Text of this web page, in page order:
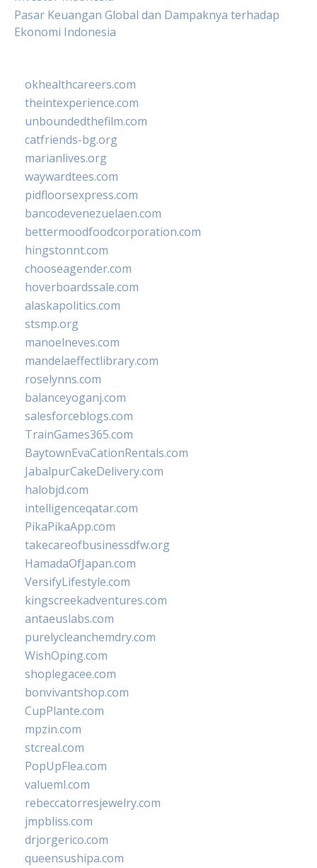
Pasar Keuangan Global dan Dampaknya terhadap
Ekonomi Indonesia
okhealthcareers.com
theintexperience.com
unboundedthefilm.com
catfriends-bg.org
marianlives.org
waywardtees.com
pidfloorsexpress.com
bancodevenezuelaen.com
bettermoodfoodcorporation.com
hingstonnt.com
chooseagender.com
hoverboardssale.com
alaskapolitics.com
stsmp.org
manoelneves.com
mandelaeffectlibrary.com
roselynns.com
balanceyoganj.com
salesforceblogs.com
TrainGames365.com
BaytownEvaCationRentals.com
JabalpurCakeDelivery.com
halobjd.com
intelligenceqatar.com
PikaPikaApp.com
takecareofbusinessdfw.org
HamadaOfJapan.com
VersifyLifestyle.com
kingscreekadventures.com
antaeuslabs.com
purelycleanchemdry.com
WishOping.com
shoplegacee.com
bonvivantshop.com
CupPlante.com
mpzin.com
stcreal.com
PopUpFlea.com
valueml.com
rebeccatorresjewelry.com
jmpbliss.com
drjorgerico.com
queensushipa.com